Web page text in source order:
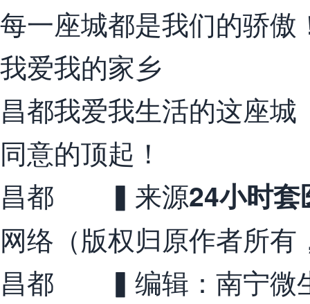
每一座城都是我们的骄傲
我爱我的家乡
昌都我爱我生活的这座城
同意的顶起！
昌都 ▍来源24小时套
网络（版权归原作者所
昌都 ▍编辑：南宁微生